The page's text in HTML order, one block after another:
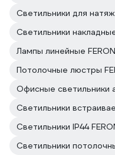
Светильники для
Светильники
Лампы линейные FERON
Потолочные люстры
Офисные светильники
Светильники IP44
Светильники